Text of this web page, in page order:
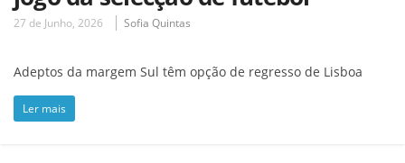
27 de Junho, 2026 Sofia Quintas
Adeptos da margem Sul têm opção de regresso de Lisboa
Ler mais